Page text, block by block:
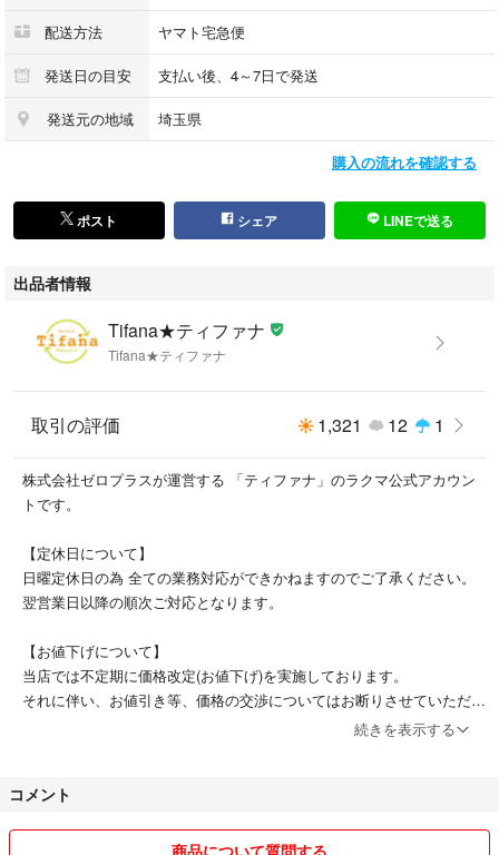
【管理番号】
240001192828
■実店舗との併用販売商品に関して■
出品中の商品は実店舗との併用販売品を行っているものもございます。
のお時間をいただくことをご了承ください。
※商品により、1～2営業日で配送できる場合もございます。
【お値下げについて】
※当店では不定期に価格改定(お値下げ)を実施しております。
誠に恐れ入りますが、それに伴い、お値引き等、価格の交渉についてはお
断りさせていただいております。
【他のアイテムを探す】
当店では複数の商品を出品中です。
店】で検索いただくと商品一覧が検索いただけます！
#リサイクルティファナラクマ店
配送方法 ヤマト宅急便
発送日の目安 支払い後、4～7日で発送
発送元の地域 埼玉県
購入の流れを確認する
ポスト シェア LINEで送る
出品者情報
Tifana★ティファナ
Tifana★ティファナ
取引の評価 1,321 12 1
株式会社ゼロプラスが運営する 「ティファナ」のラクマ公式アカウン
トです。
【定休日について】
日曜定休日の為 全ての業務対応ができかねますのでご了承ください。
翌営業日以降の順次ご対応となります。
【お値下げについて】
当店では不定期に価格改定(お値下げ)を実施しております。
それに伴い、お値引き等、価格の交渉についてはお断りさせていただい
【実店舗との併用販売商品に関して】
その場合、弊社の配送システムの関係で、発送までに【4～7営業日】
続きを表示する
コメント